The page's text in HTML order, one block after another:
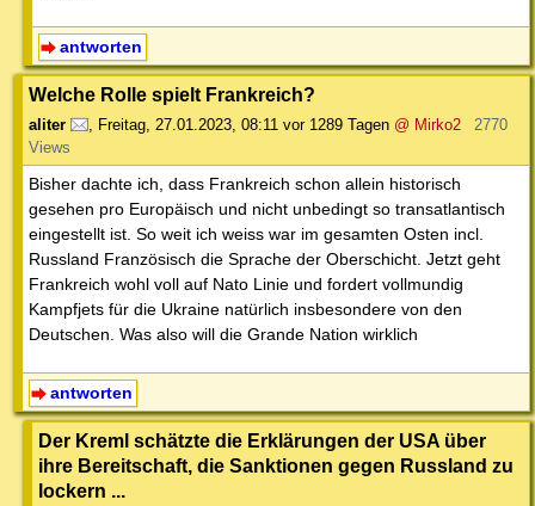
antworten
Welche Rolle spielt Frankreich?
aliter , Freitag, 27.01.2023, 08:11 vor 1289 Tagen @ Mirko2
2770
Views
Bisher dachte ich, dass Frankreich schon allein historisch
gesehen pro Europäisch und nicht unbedingt so transatlantisch
eingestellt ist. So weit ich weiss war im gesamten Osten incl.
Russland Französisch die Sprache der Oberschicht. Jetzt geht
Frankreich wohl voll auf Nato Linie und fordert vollmundig
Kampfjets für die Ukraine natürlich insbesondere von den
Deutschen. Was also will die Grande Nation wirklich
antworten
Der Kreml schätzte die Erklärungen der USA über
ihre Bereitschaft, die Sanktionen gegen Russland zu
lockern ...